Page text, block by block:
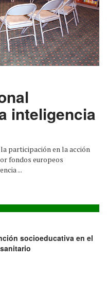
inteligencia
participación en la acción
fondos europeos
...
socioeducativa en el